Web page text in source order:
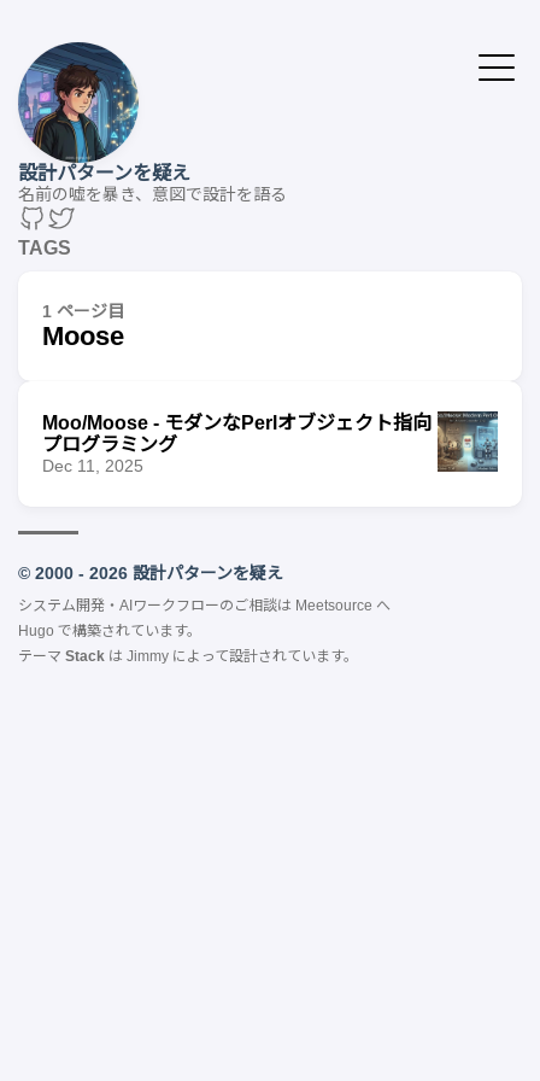
設計パターンを疑え
名前の嘘を暴き、意図で設計を語る
TAGS
1 ページ目
Moose
Moo/Moose - モダンなPerlオブジェクト指向
プログラミング
Dec 11, 2025
© 2000 - 2026 設計パターンを疑え
システム開発・AIワークフローのご相談は Meetsource へ
Hugo で構築されています。
テーマ Stack は Jimmy によって設計されています。